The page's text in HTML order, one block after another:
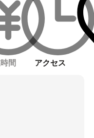
間 アクセス